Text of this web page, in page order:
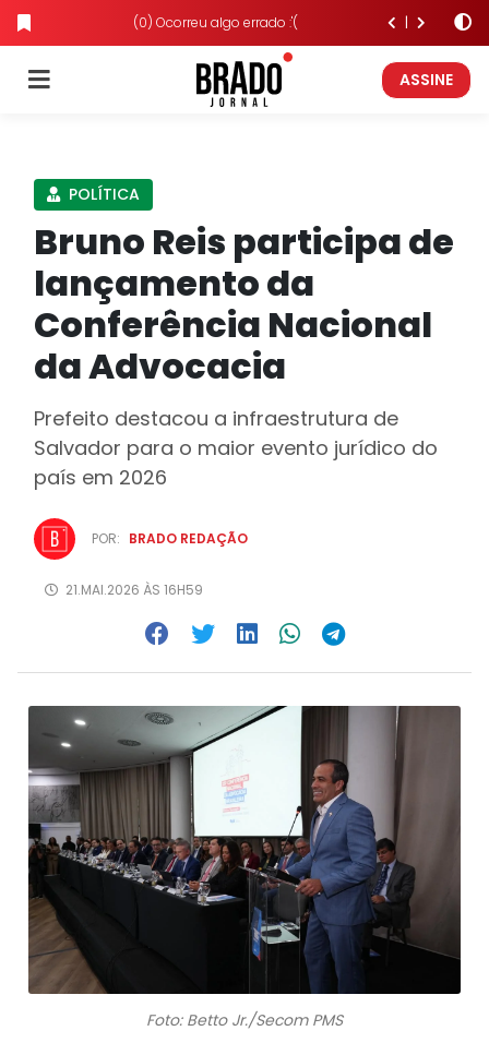
(0) Ocorreu algo errado :'(
ASSINE
POLÍTICA
Bruno Reis participa de
lançamento da
Conferência Nacional
da Advocacia
Prefeito destacou a infraestrutura de
Salvador para o maior evento jurídico do
país em 2026
POR: BRADO REDAÇÃO
21.MAI.2026 ÀS 16H59
Foto: Betto Jr./Secom PMS